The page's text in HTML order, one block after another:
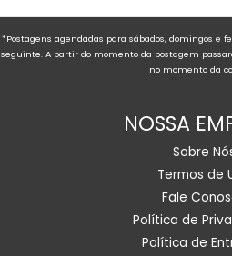
*Postagens agendadas para sábados, domingos e
seguinte. A partir do momento da postagem
no momento da
NOSSA
Sobre
Termos de
Fale
Política de
Política de